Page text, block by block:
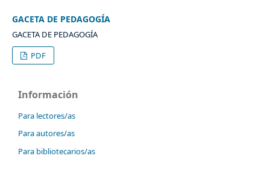
GACETA DE PEDAGOGÍA
GACETA DE PEDAGOGÍA
PDF
Información
Para lectores/as
Para autores/as
Para bibliotecarios/as